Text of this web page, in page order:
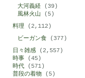
大河義経 (39)
風林火山 (5)
料理 (2,112)
ビーガン食 (377)
日々雑感 (2,557)
時事 (45)
時代 (571)
普段の着物 (5)